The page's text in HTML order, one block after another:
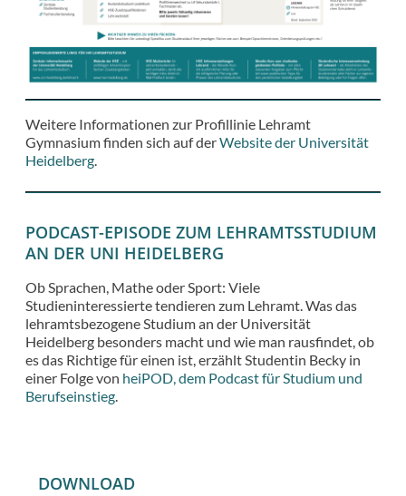
Weitere Informationen zur Profillinie Lehramt
Gymnasium finden sich auf derWebsite der Universität
Heidelberg.
PODCAST-EPISODE ZUM LEHRAMTSSTUDIUM
AN DER UNI HEIDELBERG
Ob Sprachen, Mathe oder Sport: Viele
Studieninteressierte tendieren zum Lehramt. Was das
lehramtsbezogene Studium an der Universität
Heidelberg besonders macht und wie man rausfindet, ob
es das Richtige für einen ist, erzählt Studentin Becky in
einer Folge von heiPOD, dem Podcast für Studium und
Berufseinstieg
DOWNLOAD